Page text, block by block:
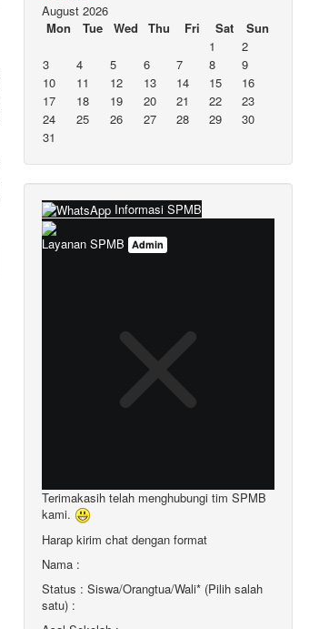
August 2026
Mon
Tue Wed Thu Fri Sat
Sun
1
2
3
4 5 6 7 8
9
10
11 12 13 14 15
16
17
18 19 20 21 22
23
24
25 26 27 28 29
30
31
Informasi SPMB
Layanan SPMB Admin
Terimakasih telah menghubungi tim SPMB
kami.
Harap kirim chat dengan format
Nama :
Status : Siswa/Orangtua/Wali* (Pilih salah
satu) :